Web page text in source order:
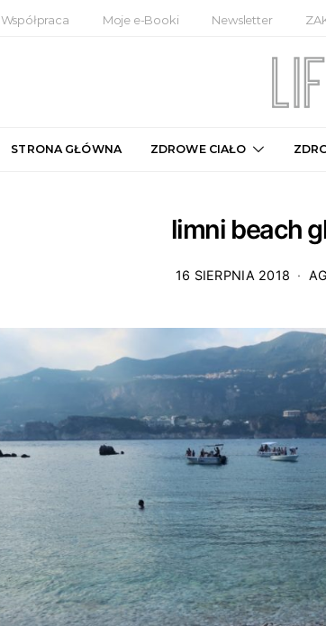
Współpraca Moje e-Booki Newsletter
STRONA GŁÓWNA ZDROWE CIAŁO
limni beach
16 SIERPNIA 2018